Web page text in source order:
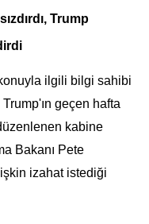
Trump
ilgili bilgi sahibi
geçen hafta
kabine
Bakanı Pete
izahat istediği